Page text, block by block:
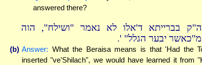
answered there?
בברייתא ד'אלו לא נאמר "ושילח", הוה
מ"כאשר יבער הגלל" '.
(b) Answer: What the Beraisa means is that 'Had the
inserted "ve'Shilach", we would have learned it from